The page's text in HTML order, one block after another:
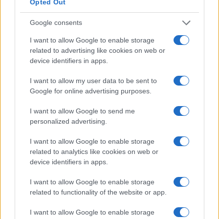
Opted Out
Google consents
I want to allow Google to enable storage
related to advertising like cookies on web or
device identifiers in apps.
I want to allow my user data to be sent to
Google for online advertising purposes.
I want to allow Google to send me
personalized advertising.
I want to allow Google to enable storage
related to analytics like cookies on web or
device identifiers in apps.
I want to allow Google to enable storage
related to functionality of the website or app.
I want to allow Google to enable storage
calmando fino a quando sarà possibile i malumori
dei suoi.
Un periodaccio, che comprende l’atteggiamento
manifestantiBlack Lives Matterche hanno invaso
le strade, scatenando la caccia alle statue,
compresa quella di Winston Churchill
in Parliament Square. Il successo di dicembre
sembra distante un’era fa, ma a dispetto di quanto
si possa frettolosamente concludere, Johnson ha
ancora diverse carte da giocare, puntando forte